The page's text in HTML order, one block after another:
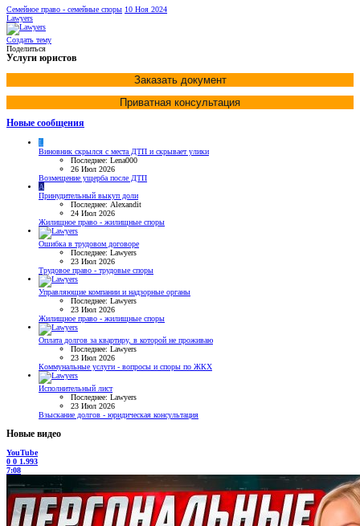
Семейное право - семейные споры 10 Ноя 2024
Lawyers
Создать тему
Поделиться
Услуги юристов
Заказать документ
Приватная консультация
Новые сообщения
L
Виновник скрылся с места ДТП и скрывает улики
Последнее: Lena000
26 Июл 2026
Возмещение ущерба после ДТП
A
Принудительный выкуп доли
Последнее: Alexandit
24 Июл 2026
Жилищное право - жилищные споры
Ошибка в трудовом договоре
Последнее: Lawyers
23 Июл 2026
Трудовое право - трудовые споры
Управляющие компании и надзорные органы
Последнее: Lawyers
23 Июл 2026
Жилищное право - жилищные споры
Оплата долгов за квартиру, в которой не проживаю
Последнее: Lawyers
23 Июл 2026
Коммунальные услуги - вопросы и споры по ЖКХ
Исполнительный лист
Последнее: Lawyers
23 Июл 2026
Взыскание долгов - юридическая консультация
Новые видео
YouTube
0 0 1.993
7:08